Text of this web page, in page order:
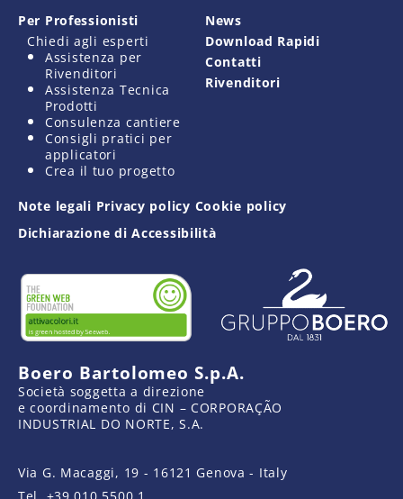
Boero Bartolomeo S.p.A.
Società soggetta a direzione
e coordinamento di CIN – CORPORAÇÃO
INDUSTRIAL DO NORTE, S.A.
Via G. Macaggi, 19 - 16121 Genova - Italy
Per Professionisti
Chiedi agli esperti
Assistenza per
Rivenditori
Assistenza Tecnica
Prodotti
Consulenza cantiere
Consigli pratici per
applicatori
Crea il tuo progetto
News
Download Rapidi
Contatti
Rivenditori
Note legali Privacy policy Cookie policy
Dichiarazione di Accessibilità